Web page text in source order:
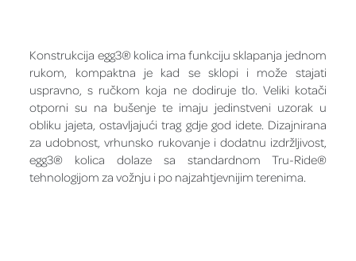
Konstrukcija egg3® kolica ima funkciju sklapanja jednom
rukom, kompaktna je kad se sklopi i može stajati
uspravno, s ručkom koja ne dodiruje tlo. Veliki kotači
otporni su na bušenje te imaju jedinstveni uzorak u
obliku jajeta, ostavljajući trag gdje god idete. Dizajnirana
za udobnost, vrhunsko rukovanje i dodatnu izdržljivost,
egg3® kolica dolaze sa standardnom Tru-Ride®
tehnologijom za vožnju i po najzahtjevnijim terenima.